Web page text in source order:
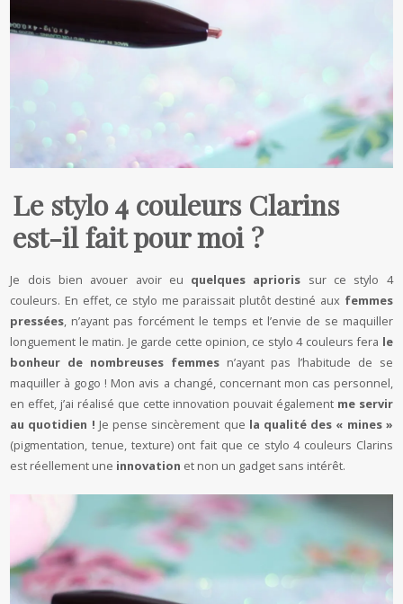
Le stylo 4 couleurs Clarins
est-il fait pour moi ?
Je dois bien avouer avoir eu quelques aprioris sur ce stylo 4
couleurs. En effet, ce stylo me paraissait plutôt destiné aux femmes
pressées, n’ayant pas forcément le temps et l’envie de se maquiller
longuement le matin. Je garde cette opinion, ce stylo 4 couleurs fera le
bonheur de nombreuses femmesn’ayant pas l’habitude de se
maquiller à gogo ! Mon avis a changé, concernant mon cas personnel,
en effet, j’ai réalisé que cette innovation pouvait également me servir
au quotidien ! Je pense sincèrement que la qualité des « mines »
(pigmentation, tenue, texture) ont fait que ce stylo 4 couleurs Clarins
est réellement une innovation et non un gadget sans intérêt.